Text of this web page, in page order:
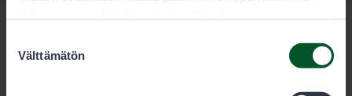
tietoihin, joita olet antanut heille tai joita on kerätty, kun
olet käyttänyt heidän palvelujaan. Voit sallia haluamasi
valinta
Välttämätön